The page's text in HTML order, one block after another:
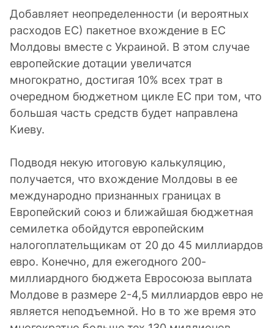
Добавляет неопределенности (и вероятных
расходов ЕС) пакетное вхождение в ЕС
Молдовы вместе с Украиной. В этом случае
европейские дотации увеличатся
многократно, достигая 10% всех трат в
очередном бюджетном цикле ЕС при том, что
большая часть средств будет направлена
Киеву.
Подводя некую итоговую калькуляцию,
получается, что вхождение Молдовы в ее
международно признанных границах в
Европейский союз и ближайшая бюджетная
семилетка обойдутся европейским
налогоплательщикам от 20 до 45 миллиардов
евро. Конечно, для ежегодного 200-
миллиардного бюджета Евросоюза выплата
Молдове в размере 2-4,5 миллиардов евро не
является неподъемной. Но в то же время это